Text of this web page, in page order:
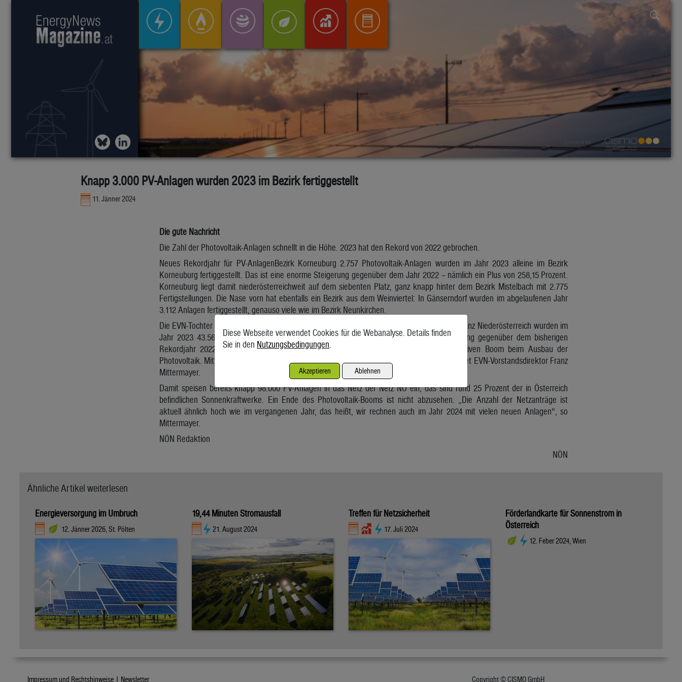
Knapp 3.000 PV-Anlagen wurden 2023 im Bezirk fertiggestellt
11. Jänner 2024
Die gute Nachricht
Die Zahl der Photovoltaik-Anlagen schnellt in die Höhe. 2023 hat den Rekord von 2022 gebrochen.
Neues Rekordjahr für PV-AnlagenBezirk Korneuburg 2.757 Photovoltaik-Anlagen wurden im Jahr 2023 alleine im Bezirk
Korneuburg fertiggestellt. Das ist eine enorme Steigerung gegenüber dem Jahr 2022 – nämlich ein Plus von 258,15 Prozent.
Korneuburg liegt damit niederösterreichweit auf dem siebenten Platz, ganz knapp hinter dem Bezirk Mistelbach mit 2.775
Fertigstellungen. Die Nase vorn hat ebenfalls ein Bezirk aus dem Weinviertel: In Gänserndorf wurden im abgelaufenen Jahr
3.112 Anlagen fertiggestellt, genauso viele wie im Bezirk Neunkirchen.
Die EVN-Tochter Netz NÖ spricht angesichts der Zahlen von einem neuen „Rekordjahr“. In ganz Niederösterreich wurden im
Jahr 2023 43.561 Sonnenkraftwerke fertig gemeldet, das entspricht etwa einer Verdopplung gegenüber dem bisherigen
Rekordjahr 2022. „Seit einigen Jahren erleben wir in ganz Niederösterreich einen massiven Boom beim Ausbau der
Photovoltaik. Mittlerweile kommen jedes Monat 3.000 bis 4.000 neue Anlagen hinzu“, berichtet EVN-Vorstandsdirektor Franz
Mittermayer.
Damit speisen bereits knapp 98.000 PV-Anlagen in das Netz der Netz NÖ ein, das sind rund 25 Prozent der in Österreich
befindlichen Sonnenkraftwerke. Ein Ende des Photovoltaik-Booms ist nicht abzusehen. „Die Anzahl der Netzanträge ist
aktuell ähnlich hoch wie im vergangenen Jahr, das heißt, wir rechnen auch im Jahr 2024 mit vielen neuen Anlagen“, so
Mittermayer.
NÖN Redaktion
NÖN
Ähnliche Artikel weiterlesen
Energieversorgung im Umbruch
12. Jänner 2026, St. Pölten
19,44 Minuten Stromausfall
21. August 2024
Treffen für Netzsicherheit
17. Juli 2024
Förderlandkarte für Sonnenstrom in
Österreich
12. Feber 2024, Wien
Impressum und Rechtshinweise | Newsletter Copyright © CISMO GmbH
Diese Webseite verwendet Cookies für die Webanalyse. Details finden
Sie in den Nutzungsbedingungen
Akzeptieren Ablehnen